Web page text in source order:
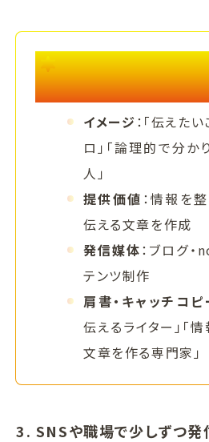
セルフブランディング
ィング専門家
イメージ ：「伝えた
ロ」「論理的で分か
人」
提供価値 ：情報を
伝える文章を作成
発信媒体 ：ブログ
テンツ制作
肩書・キャッチコピ
伝えるライター」「
文章を作る専門家」
3. SNSや職場で少しずつ発